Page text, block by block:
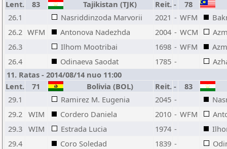
Lent.
83 Tajikistan (TJK) Reit. -
78
26.1
Nasriddinzoda Marvorii 2021 - WFM
26.2 WFM Antonova Nadezhda 2004 - WCM
26.3
Ilhom Mootribai 1698 - WFM
26.4
Odinaeva Saodat 1785 -
11. Ratas - 2014/08/14 nuo 11:00
Lent.
71 Bolivia (BOL) Reit. -
83
29.1
Ramirez M. Eugenia 2045 -
29.2 WIM Cordero Daniela 2010 - WFM
29.3 WIM Estrada Lucia 1974 -
29.4
Coro Soledad 1839 -